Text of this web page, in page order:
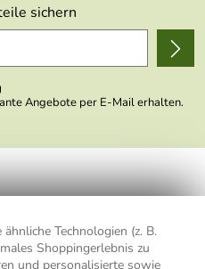
Technologien (z. B.
Shoppingerlebnis zu
und personalisierte sowie
sichern
Angebote per E-Mail erhalten.
andere Unternehmen
wird in anonymer Form
Person geklickt hat. Diese
E-Mail- Adresse für Werbezwecke
die Zukunft widerrufen, indem ich
Newsletters anklicke oder die
deaktiviere. Die
zur Kenntnis genommen.